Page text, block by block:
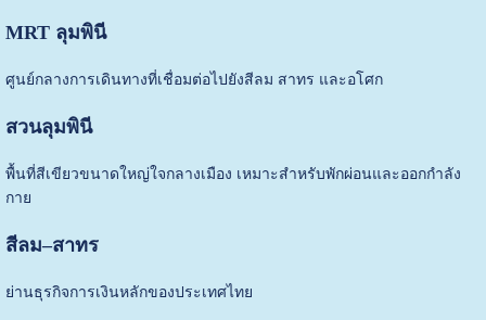
MRT ลุมพินี
ศูนย์กลางการเดินทางที่เชื่อมต่อไปยังสีลม สาทร และอโศก
สวนลุมพินี
พื้นที่สีเขียวขนาดใหญ่ใจกลางเมือง เหมาะสำหรับพักผ่อนและออกกำลัง
กาย
สีลม–สาทร
ย่านธุรกิจการเงินหลักของประเทศไทย